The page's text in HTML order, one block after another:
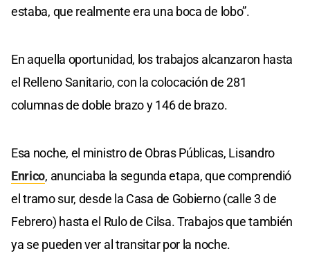
estaba, que realmente era una boca de lobo”.
En aquella oportunidad, los trabajos alcanzaron hasta
el Relleno Sanitario, con la colocación de 281
columnas de doble brazo y 146 de brazo.
Esa noche, el ministro de Obras Públicas, Lisandro
Enrico, anunciaba la segunda etapa, que comprendió
el tramo sur, desde la Casa de Gobierno (calle 3 de
Febrero) hasta el Rulo de Cilsa. Trabajos que también
ya se pueden ver al transitar por la noche.